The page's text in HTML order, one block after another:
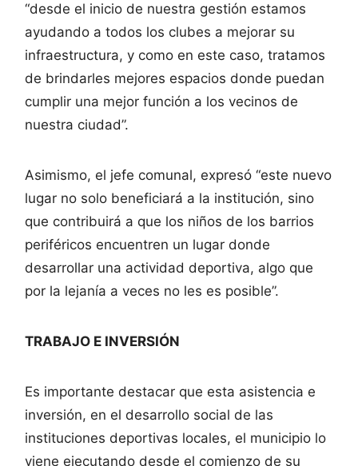
“desde el inicio de nuestra gestión estamos
ayudando a todos los clubes a mejorar su
infraestructura, y como en este caso, tratamos
de brindarles mejores espacios donde puedan
cumplir una mejor función a los vecinos de
nuestra ciudad”.
Asimismo, el jefe comunal, expresó “este nuevo
lugar no solo beneficiará a la institución, sino
que contribuirá a que los niños de los barrios
periféricos encuentren un lugar donde
desarrollar una actividad deportiva, algo que
por la lejanía a veces no les es posible”.
TRABAJO E INVERSIÓN
Es importante destacar que esta asistencia e
inversión, en el desarrollo social de las
instituciones deportivas locales, el municipio lo
viene ejecutando desde el comienzo de su